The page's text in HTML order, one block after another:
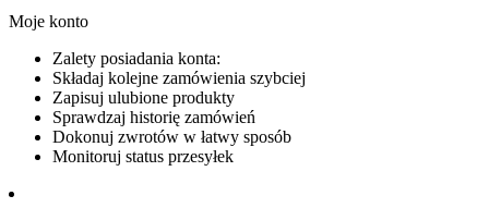
Moje konto
Zalety posiadania konta:
Składaj kolejne zamówienia szybciej
Zapisuj ulubione produkty
Sprawdzaj historię zamówień
Dokonuj zwrotów w łatwy sposób
Monitoruj status przesyłek